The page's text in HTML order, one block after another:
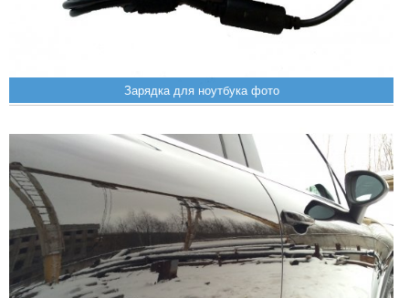
Зарядка для ноутбука фото